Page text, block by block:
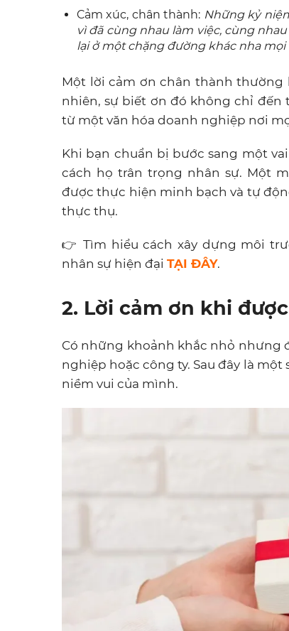
Cảm xúc, chân thành: Những kỷ
vì đã cùng nhau làm việc, cùng
lại ở một chặng đường khác nha mọi
Một lời cảm ơn chân thành thường
nhiên, sự biết ơn đó không chỉ
từ một văn hóa doanh nghiệp nơi
Khi bạn chuẩn bị bước sang một
cách họ trân trọng nhân sự. Một
được thực hiện minh bạch và tự
thực thụ.
👉 Tìm hiểu cách xây dựng môi
nhân sự hiện đại TẠI ĐÂY.
2. Lời cảm ơn khi
Có những khoảnh khắc nhỏ nhưng
nghiệp hoặc công ty. Sau đây là
niềm vui của mình.